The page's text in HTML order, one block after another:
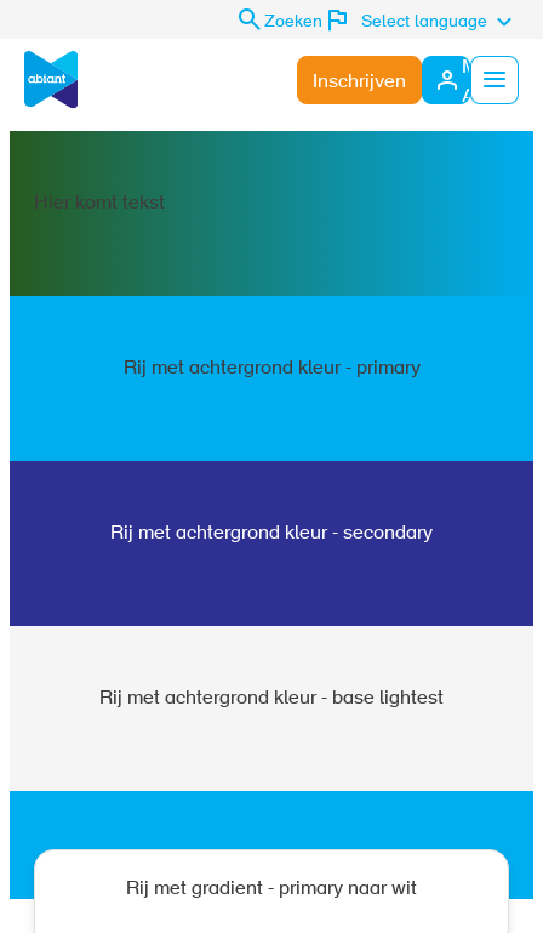
Zoeken Select language
Inschrijven
Mijn
Abiant
Hier komt tekst
Rij met achtergrond kleur - primary
Rij met achtergrond kleur - secondary
Rij met achtergrond kleur - base lightest
Rij met gradient - primary naar wit